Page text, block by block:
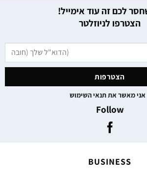
לכם זה עוד אימייל!
הצטרפו לניוזלטר
אני מאשר את תנאי השימוש
Follow
BUSINESS